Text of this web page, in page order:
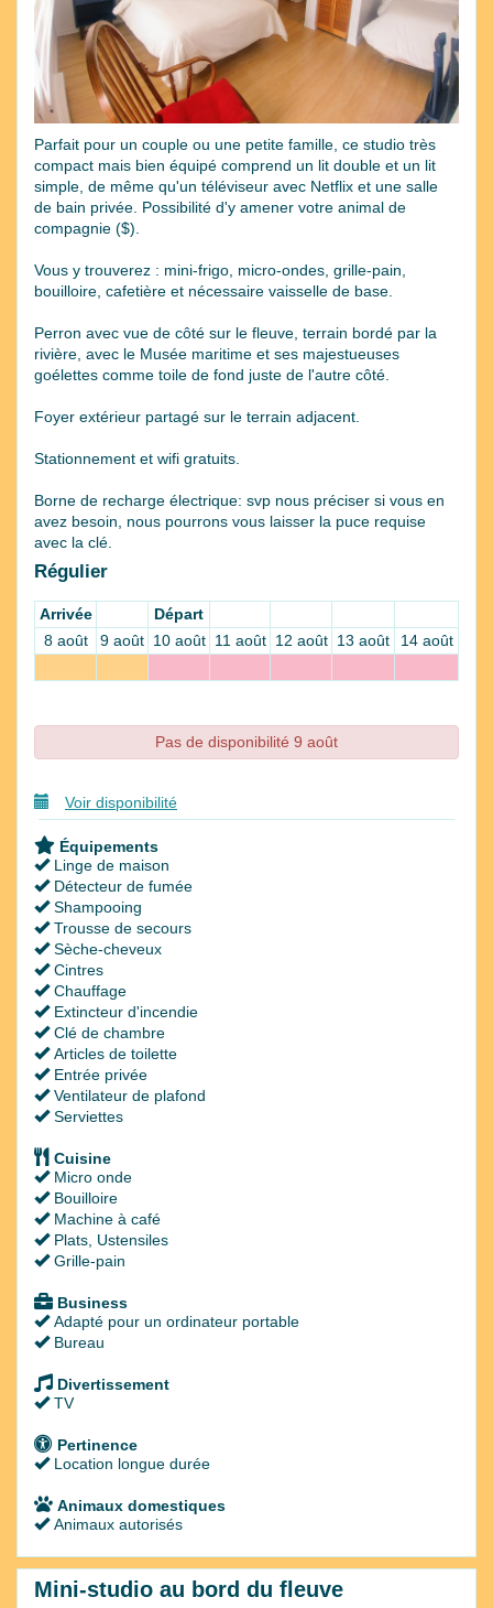
Parfait pour un couple ou une petite famille, ce studio très
compact mais bien équipé comprend un lit double et un lit
simple, de même qu'un téléviseur avec Netflix et une salle
de bain privée. Possibilité d'y amener votre animal de
compagnie ($).
Vous y trouverez : mini-frigo, micro-ondes, grille-pain,
bouilloire, cafetière et nécessaire vaisselle de base.
Perron avec vue de côté sur le fleuve, terrain bordé par la
rivière, avec le Musée maritime et ses majestueuses
goélettes comme toile de fond juste de l'autre côté.
Foyer extérieur partagé sur le terrain adjacent.
Stationnement et wifi gratuits.
Borne de recharge électrique: svp nous préciser si vous en
avez besoin, nous pourrons vous laisser la puce requise
avec la clé.
Régulier
Arrivée
Départ
8 août
9 août 10 août 11 août 12 août 13 août 14 août
Pas de disponibilité 9 août
Voir disponibilité
Équipements
Linge de maison
Détecteur de fumée
Shampooing
Trousse de secours
Sèche-cheveux
Cintres
Chauffage
Extincteur d'incendie
Clé de chambre
Articles de toilette
Entrée privée
Ventilateur de plafond
Serviettes
Cuisine
Micro onde
Bouilloire
Machine à café
Plats, Ustensiles
Grille-pain
Business
Adapté pour un ordinateur portable
Bureau
Divertissement
TV
Pertinence
Location longue durée
Animaux domestiques
Animaux autorisés
Mini-studio au bord du fleuve